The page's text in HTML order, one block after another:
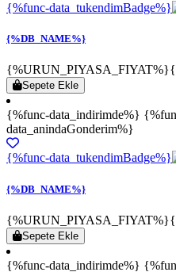
{%func-data_tukendimBadge%}
{%DB_NAME%}
{%URUN_PIYASA_FIYAT%}
Sepete Ekle
{%func-data_indirimde%}
data_anindaGonderim%}
{%func-data_tukendimBadge%}
{%DB_NAME%}
{%URUN_PIYASA_FIYAT%}
Sepete Ekle
{%func-data_indirimde%}